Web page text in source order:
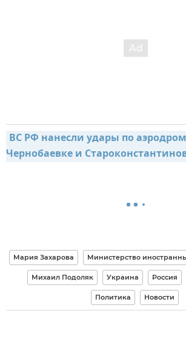
ВС РФ нанесли удары по
Чернобаевке и
Мария Захарова Министерство
Михаил Подоляк Украина Россия
Политика Новости